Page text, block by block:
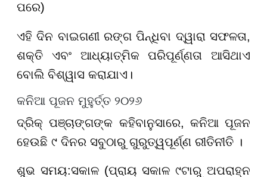
ପରେ)
ଏହି ଦିନ ବାଇଗଣୀ ରଙ୍ଗ ପିନ୍ଧିବା ଦ୍ୱାରା ସଫଳତା,
ଶକ୍ତି ଏବଂ ଆଧ୍ୟାତ୍ମିକ ପରିପୂର୍ଣ୍ଣତା ଆସିଥାଏ
ବୋଲି ବିଶ୍ୱାସ କରାଯାଏ।
କନିଆ ପୂଜନ ମୁହୁର୍ତ୍ତ ୨୦୨୬
ଦ୍ରିକ୍ ପଞ୍ଚାଙ୍ଗଙ୍କ କହିବାନୁସାରେ, କନିଆ ପୂଜନ
ହେଉଛି ୯ ଦିନର ସବୁଠାରୁ ଗୁରୁତ୍ୱପୂର୍ଣ୍ଣ ରୀତିନୀତି ।
ଶୁଭ ସମୟ:ସକାଳ (ପ୍ରାୟ ସକାଳ ୯ଟାରୁ ଅପରାହ୍ନ